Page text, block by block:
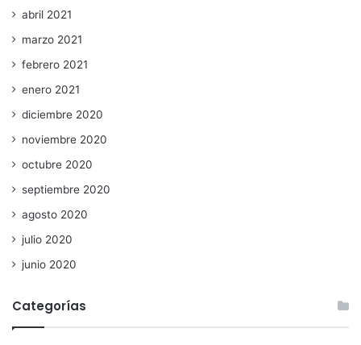
abril 2021
marzo 2021
febrero 2021
enero 2021
diciembre 2020
noviembre 2020
octubre 2020
septiembre 2020
agosto 2020
julio 2020
junio 2020
Categorías